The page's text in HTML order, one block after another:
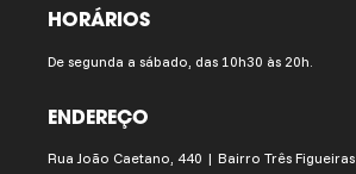
HORÁRIOS
De segunda a sábado, das 10h30 às 20h.
ENDEREÇO
Rua João Caetano, 440 | Bairro Três Figueiras